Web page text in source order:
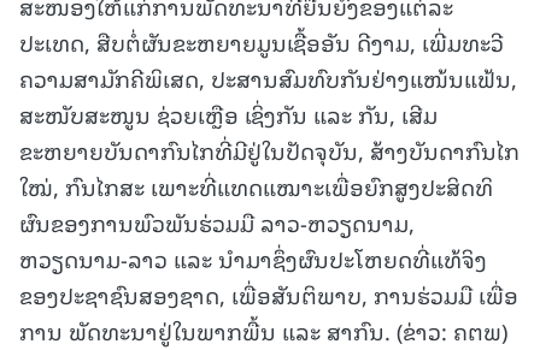
ປະເທດ, ສືບຕໍ່ຜັນຂະຫຍາຍມູນເຊື້ອອັນ ດີງາມ, ເພີ່ມທະວີ
ຄວາມສາມັກຄີພິເສດ, ປະສານສົມທົບກັນຢ່າງແໜ້ນແຟ້ນ,
ສະໜັບສະໜູນ ຊ່ວຍເຫຼືອ ເຊິ່ງກັນ ແລະ ກັນ, ເສີມ
ຂະຫຍາຍບັນດາກົນໄກທີ່ມີຢູ່ໃນປັດຈຸບັນ, ສ້າງບັນດາກົນໄກ
ໃໝ່, ກົນໄກສະ ເພາະທີ່ແທດແໝາະເພື່ອຍົກສູງປະສິດທິ
ຜົນຂອງການພົວພັນຮ່ວມມື ລາວ-ຫວຽດນາມ,
ຫວຽດນາມ-ລາວ ແລະ ນໍາມາຊຶ່ງຜົນປະໂຫຍດທີ່ແທ້ຈິງ
ຂອງປະຊາຊົນສອງຊາດ, ເພື່ອສັນຕິພາບ, ການຮ່ວມມື ເພື່ອ
ການ ພັດທະນາຢູ່ໃນພາກພື້ນ ແລະ ສາກົນ. (ຂ່າວ: ຄຕພ)